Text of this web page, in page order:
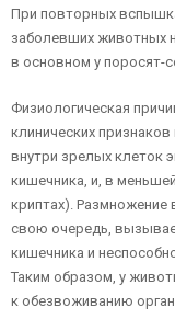
При повторных
заболевших животных
в основном у поросят-
Физиологическая
клинических
внутри зрелых клеток
кишечника, и, в
криптах). Размножение
свою очередь,
кишечника и
Таким образом, у
к обезвоживанию